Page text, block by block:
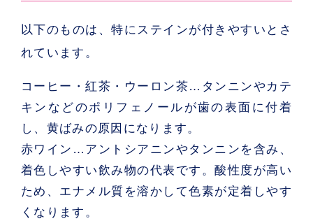
以下のものは、特にステインが付きやすいとさ
れています。
コーヒー・紅茶・ウーロン茶…タンニンやカテ
キンなどのポリフェノールが歯の表面に付着
し、黄ばみの原因になります。
赤ワイン …アントシアニンやタンニンを含み、
着色しやすい飲み物の代表です。酸性度が高い
ため、エナメル質を溶かして色素が定着しやす
くなります。